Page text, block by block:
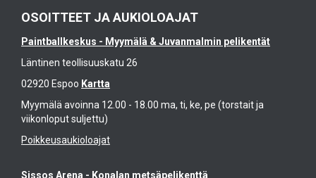
OSOITTEET JA AUKIOLOAJAT
Paintballkeskus - Myymälä & Juvanmalmin pelikentät
Läntinen teollisuuskatu 26
02920 Espoo Kartta
Myymälä avoinna 12.00 - 18.00 ma, ti, ke, pe (torstait ja
viikonloput suljettu)
Poikkeusaukioloajat
Sissos Arena - Konalan metsäpelikenttä